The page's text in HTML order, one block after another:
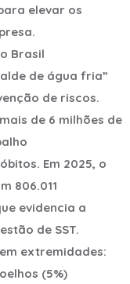
elevar os
Brasil
de água fria”
de riscos.
de 6 milhões de
Em 2025, o
806.011
evidencia a
de SST.
extremidades:
(5%)